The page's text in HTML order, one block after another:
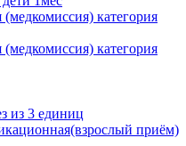
категория
категория
из 3 единиц
приём)